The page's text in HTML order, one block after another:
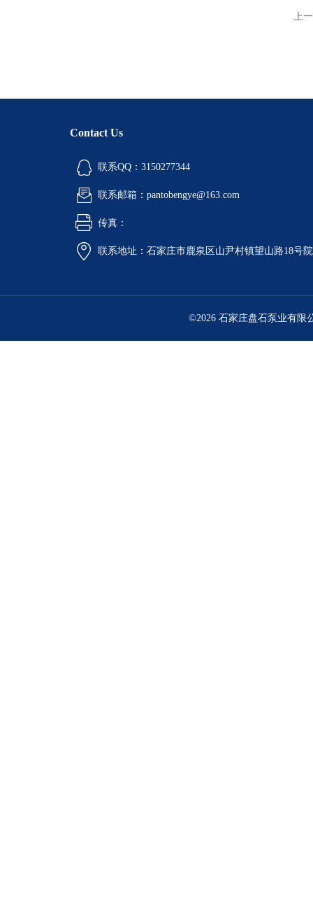
上
Contact Us
联系QQ：3150277344
联系邮箱：pantobengye@163.com
传真：
联系地址：石家庄市鹿泉区山尹村镇望山路18号
©2026 石家庄盘石泵业有限